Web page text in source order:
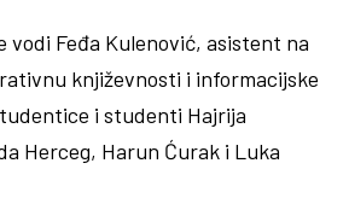
vodi Feđa Kulenović, asistent na
književnosti i informacijske
i studenti Hajrija
Herceg, Harun Ćurak i Luka